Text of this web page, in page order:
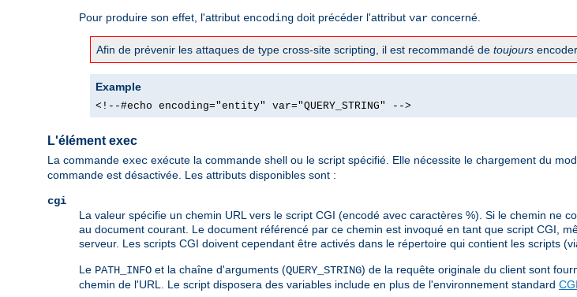
Pour produire son effet, l'attribut encoding doit précéder l'attribut var concerné.
Afin de prévenir les attaques de type cross-site scripting, il est recommandé de toujours
Example
<!--#echo encoding="entity" var="QUERY_STRING" -->
L'élément exec
La commande exec exécute la commande shell ou le script spécifié. Elle nécessite le chargement du
commande est désactivée. Les attributs disponibles sont :
cgi
La valeur spécifie un chemin URL vers le script CGI (encodé avec caractères %). Si le chemin ne
au document courant. Le document référencé par ce chemin est invoqué en tant que script CGI,
serveur. Les scripts CGI doivent cependant être activés dans le répertoire qui contient les scripts
Le PATH_INFO et la chaîne d'arguments (QUERY_STRING) de la requête originale du client sont
chemin de l'URL. Le script disposera des variables include en plus de l'environnement standard CGI